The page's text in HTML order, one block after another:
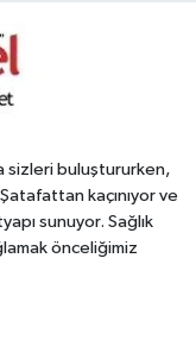
sizleri buluştururken,
kaçınıyor ve
sunuyor. Sağlık
önceliğimiz